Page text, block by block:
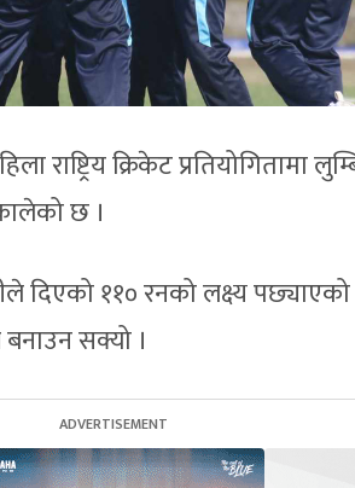
राष्ट्रिय क्रिकेट प्रतियोगितामा
छ ।
दिएको ११० रनको लक्ष्य पछ्याएको
सक्यो ।